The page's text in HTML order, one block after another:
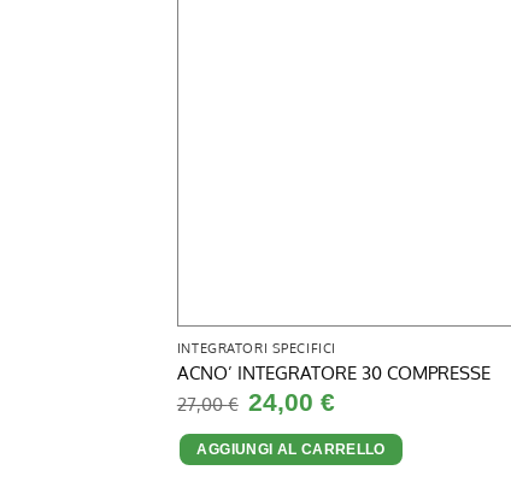
INTEGRATORI SPECIFICI
ACNO’ INTEGRATORE 30 COMPRESSE
27,00€ Il
prezzo
originale
era:
27,00 €.
24,00€prezzo
attuale
è:
24,00 €.
AGGIUNGI AL CARRELLO